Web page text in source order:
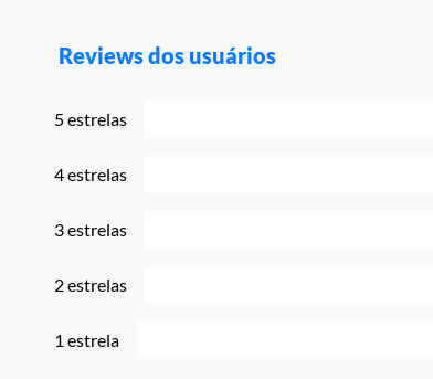
Reviews dos usuários
5 estrelas
4 estrelas
3 estrelas
2 estrelas
1 estrela